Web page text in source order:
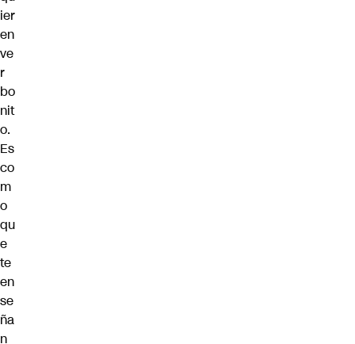
ier
en
ve
r
bo
nit
o.
Es
co
m
o
qu
e
te
en
se
ña
n